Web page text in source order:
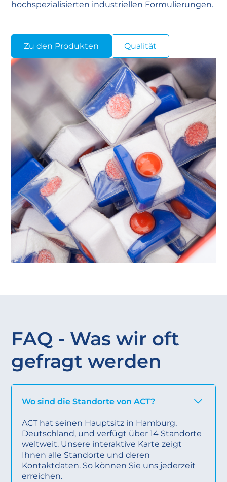
hochspezialisierten industriellen Formulierungen.
Zu den Produkten Qualität
FAQ - Was wir oft
gefragt werden
Wo sind die Standorte von ACT?
ACT hat seinen Hauptsitz in Hamburg,
Deutschland, und verfügt über 14 Standorte
weltweit. Unsere interaktive Karte zeigt
Ihnen alle Standorte und deren
Kontaktdaten. So können Sie uns jederzeit
erreichen.